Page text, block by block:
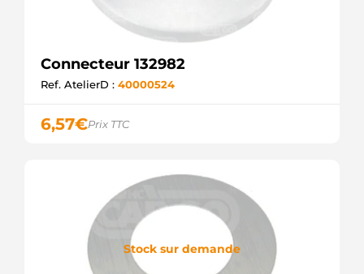
Connecteur 132982
Ref. AtelierD : 40000524
6,57€Prix TTC
Stock sur demande